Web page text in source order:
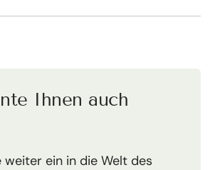
Ihnen auch
weiter ein in die Welt des